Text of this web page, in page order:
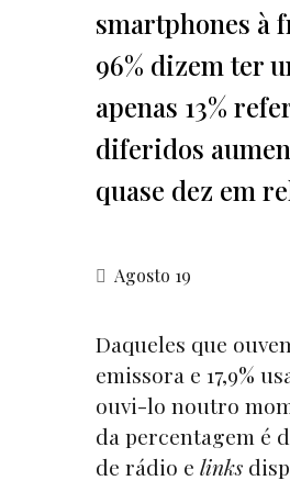
smartphones à
96% dizem ter
apenas 13%
diferidos
quase dez em
Agosto 19
Daqueles que
emissora e 17,9%
ouvi-lo noutro
da percentagem é
de rádio e links